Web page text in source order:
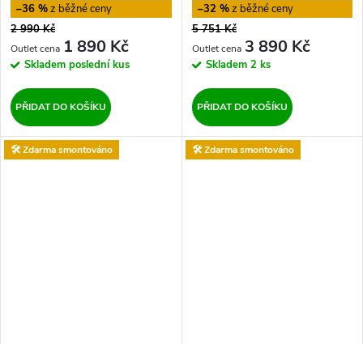
–36 %
2 990 Kč
1 890 Kč
Skladem poslední kus
PŘIDAT DO KOŠÍKU
–32 %
5 751 Kč
3 890 Kč
Skladem 2 ks
PŘIDAT DO KOŠÍKU
🛠️ Zdarma smontováno 🛠️ Zdarma smontováno